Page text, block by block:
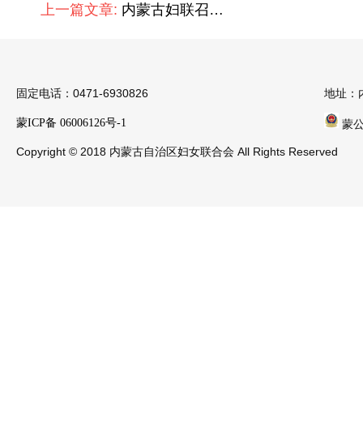
上一篇文章: 内蒙古妇联召开第十二届十三次执委会议
固定电话：0471-6930826 地址：
蒙ICP备 06006126号-1 蒙
Copyright © 2018 内蒙古自治区妇女联合会 All Rights Reserved